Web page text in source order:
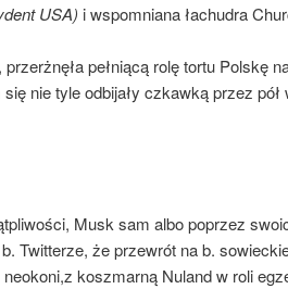
USA) i wspomniana łachudra
pełniącą rolę tortu Polskę
nie tyle odbijały czkawką przez pół
Musk sam albo poprzez
Twitterze, że przewrót na b.
koszmarną Nuland w roli